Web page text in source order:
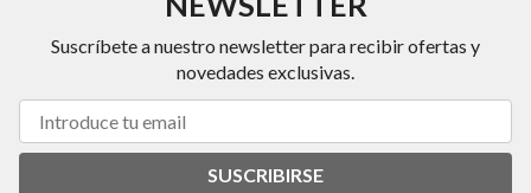
Suscríbete a nuestro newsletter para recibir ofertas y
novedades exclusivas.
SUSCRIBIRSE